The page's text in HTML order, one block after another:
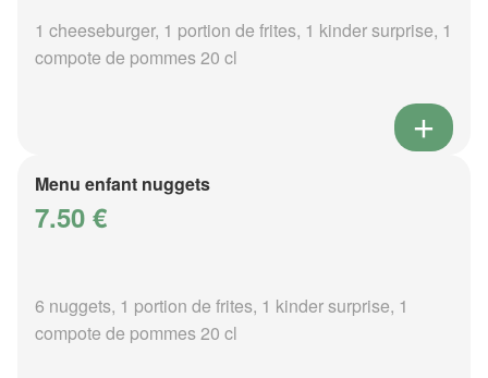
1 cheeseburger, 1 portion de frites, 1 kinder surprise, 1
compote de pommes 20 cl
Menu enfant nuggets
7.50 €
6 nuggets, 1 portion de frites, 1 kinder surprise, 1
compote de pommes 20 cl